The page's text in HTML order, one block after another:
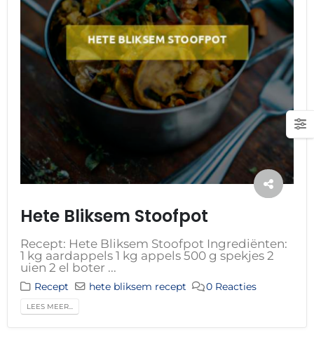
Hete Bliksem Stoofpot
Recept: Hete Bliksem Stoofpot Ingrediënten:
1 kg aardappels 1 kg appels 500 g spekjes 2
uien 2 el boter ...
Recept hete bliksem recept 0 Reacties
LEES MEER...